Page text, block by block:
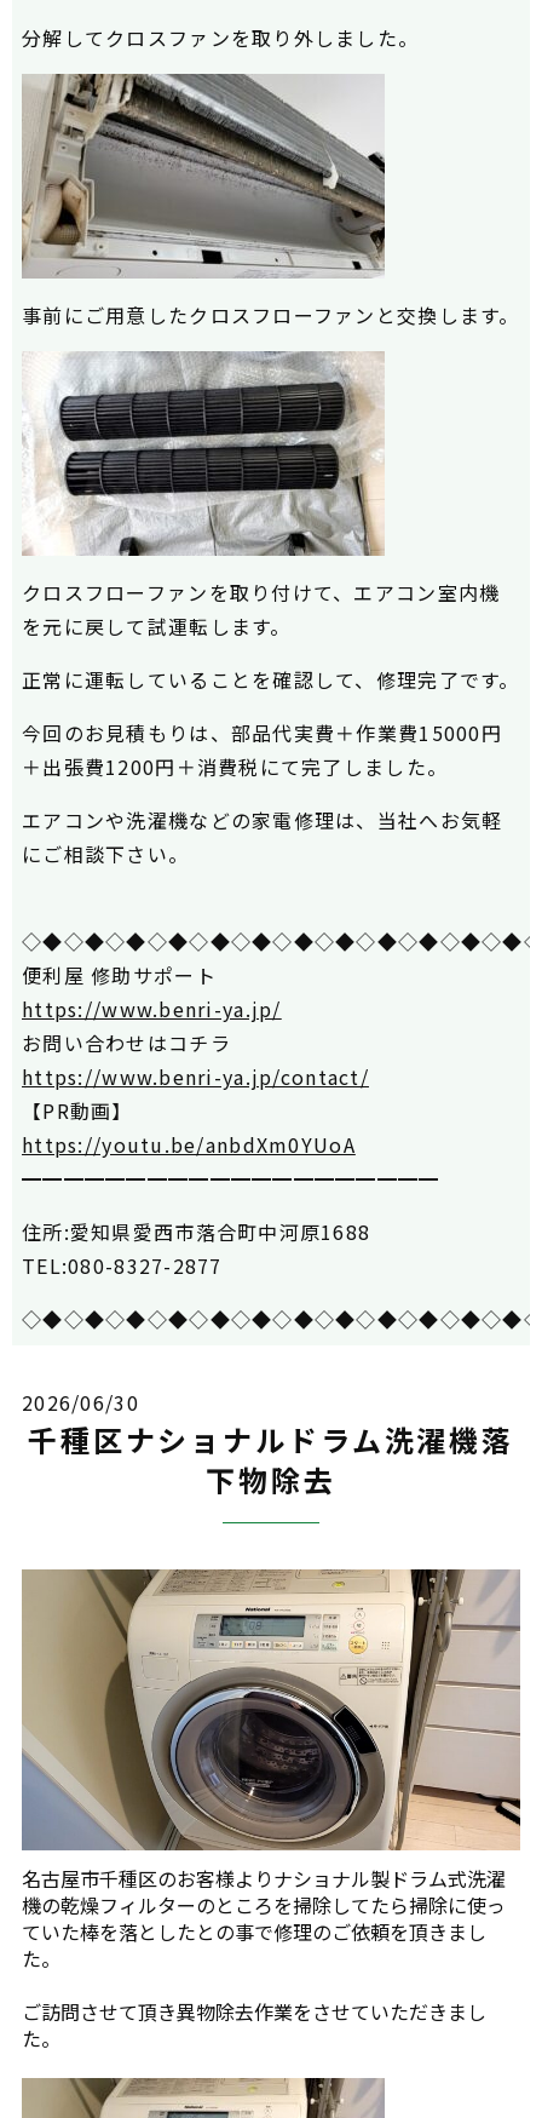
分解してクロスファンを取り外しました。
事前にご用意したクロスフローファンと交換します。
クロスフローファンを取り付けて、エアコン室内機
を元に戻して試運転します。
正常に運転していることを確認して、修理完了です。
今回のお見積もりは、部品代実費＋作業費15000円
＋出張費1200円＋消費税にて完了しました。
エアコンや洗濯機などの家電修理は、当社へお気軽
にご相談下さい。
便利屋 修助サポート
https://www.benri-ya.jp/
お問い合わせはコチラ
https://www.benri-ya.jp/contact/
【PR動画】
https://youtu.be/anbdXm0YUoA
━━━━━━━━━━━━━━━━━━━━
住所:愛知県愛西市落合町中河原1688
TEL:080-8327-2877
2026/06/30
千種区ナショナルドラム洗濯機落
下物除去
名古屋市千種区のお客様よりナショナル製ドラム式洗濯
機の乾燥フィルターのところを掃除してたら掃除に使っ
ていた棒を落としたとの事で修理のご依頼を頂きまし
た。
ご訪問させて頂き異物除去作業をさせていただきまし
た。